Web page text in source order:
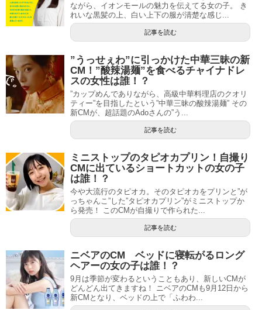
ながら、イオンモールの魅力を伝えてる女の子。 き
れいな黒髪の上、白い上下の服が清楚な感じ...
記事を読む
”うっせぇわ”に引っかけた中華三昧の新
CM！”酸辣湯麺”を食べるチャイナドレ
スの女性は誰！？
”カップめんでありながら、高級中華料理店のクオリ
ティー”を目指したという”中華三昧の酸辣湯麺” その
新CMが、超話題のAdoさんの”う...
記事を読む
ミニストップのタピオカプリン！自撮り
CMに出ているショートカットの女の子
は誰！？
今や大流行のタピオカ。そのタピオカをプリンと”が
っちゃんこ”した”タピオカプリン”がミニストップか
ら発売！ このCMが自撮りで作られた...
記事を読む
ニベアのCM ベッドに寝転がるロング
ヘアーの女の子は誰！？
9月は季節が変わるということもあり、新しいCMが
どんどん出てきますね！ ニベアのCMも9月12日から
新CMとなり、ベッドの上で「ふわわ...